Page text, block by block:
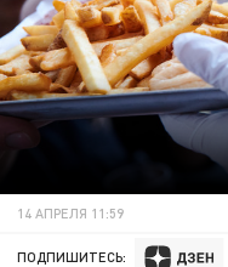
14 АПРЕЛЯ 11:59
ПОДПИШИТЕСЬ: